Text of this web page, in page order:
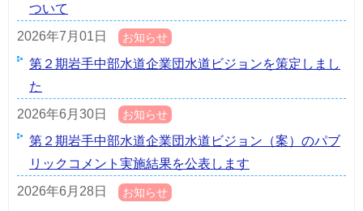
ついて
2026年7月01日
お知らせ
第２期岩手中部水道企業団水道ビジョンを策定しまし
た
2026年6月30日
お知らせ
第２期岩手中部水道企業団水道ビジョン（案）のパブ
リックコメント実施結果を公表します
2026年6月28日
お知らせ